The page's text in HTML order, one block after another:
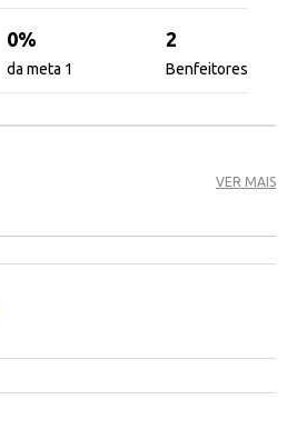
0%
da meta 1
2
Benfeitores
VER MAIS